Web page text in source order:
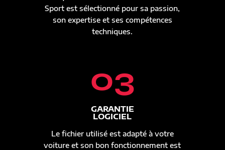
Sport est sélectionné pour sa passion,
son expertise et ses compétences
techniques.
03
GARANTIE
LOGICIEL
Le fichier utilisé est adapté à votre
voiture et son bon fonctionnement est